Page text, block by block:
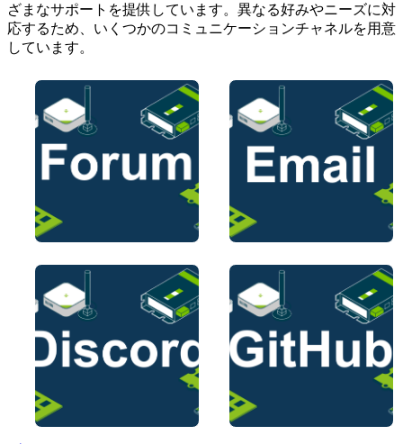
ざまなサポートを提供しています。異なる好みやニーズに対
応するため、いくつかのコミュニケーションチャネルを用意
しています。